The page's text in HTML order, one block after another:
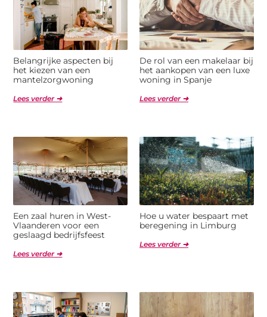
Belangrijke aspecten bij
het kiezen van een
mantelzorgwoning
Lees verder ➜
De rol van een makelaar bij
het aankopen van een luxe
woning in Spanje
Lees verder ➜
Een zaal huren in West-
Vlaanderen voor een
geslaagd bedrijfsfeest
Lees verder ➜
Hoe u water bespaart met
beregening in Limburg
Lees verder ➜